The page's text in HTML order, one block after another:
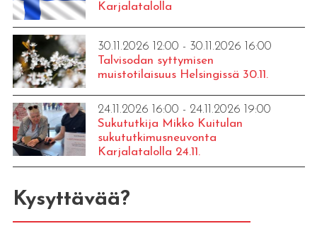
Karjalatalolla
30.11.2026 12:00 - 30.11.2026 16:00
Talvisodan syttymisen
muistotilaisuus Helsingissä 30.11.
24.11.2026 16:00 - 24.11.2026 19:00
Sukututkija Mikko Kuitulan
sukututkimusneuvonta
Karjalatalolla 24.11.
Kysyttävää?